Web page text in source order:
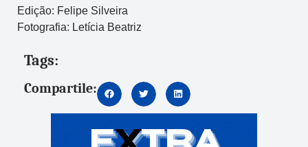
Edição: Felipe Silveira
Fotografia: Letícia Beatriz
Tags:
Compartile: